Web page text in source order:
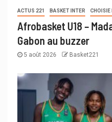
ACTUS 221 BASKET INTER CHOISIE
Afrobasket U18 –
Gabon au buzzer
5 août 2026 Basket221